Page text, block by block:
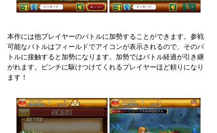
本作には他プレイヤーのバトルに加勢することができます。参戦
可能なバトルはフィールドでアイコンが表示されるので、そのバ
トルに接触すると加勢になります。加勢ではバトル経過が引き継
がれます。ピンチに駆けつけてくれるプレイヤーほど頼りになり
ます！